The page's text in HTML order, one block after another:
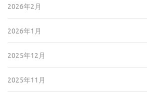
2026年2月
2026年1月
2025年12月
2025年11月